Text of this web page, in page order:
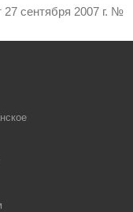
сентября 2007 г. №